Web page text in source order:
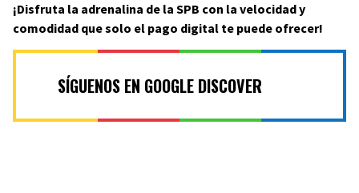
¡Disfruta la adrenalina de la SPB con la velocidad y
comodidad que solo el pago digital te puede ofrecer!
SÍGUENOS EN GOOGLE DISCOVER